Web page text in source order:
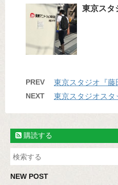
東京スタ
PREV 東京スタジオ『藤
NEXT 東京スタジオスタ
購読する
NEW POST